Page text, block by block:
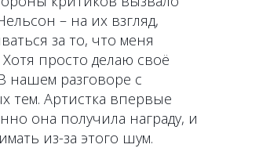
– на их взгляд,
за то, что меня
просто делаю своё
нашем разговоре с
тем. Артистка впервые
она получила награду, и
из-за этого шум.